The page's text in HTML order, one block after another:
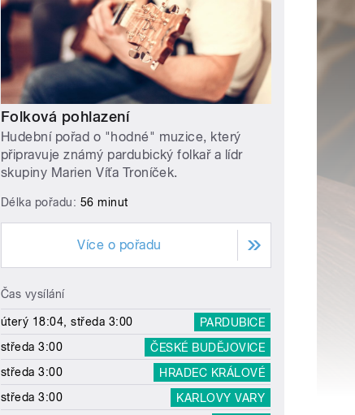
Folková pohlazení
Hudební pořad o "hodné" muzice, který
připravuje známý pardubický folkař a lídr
skupiny Marien Víťa Troníček.
Délka pořadu: 56 minut
Více o pořadu
Čas vysílání
úterý 18:04, středa 3:00
PARDUBICE
středa 3:00
ČESKÉ BUDĚJOVICE
středa 3:00
HRADEC KRÁLOVÉ
středa 3:00
KARLOVY VARY